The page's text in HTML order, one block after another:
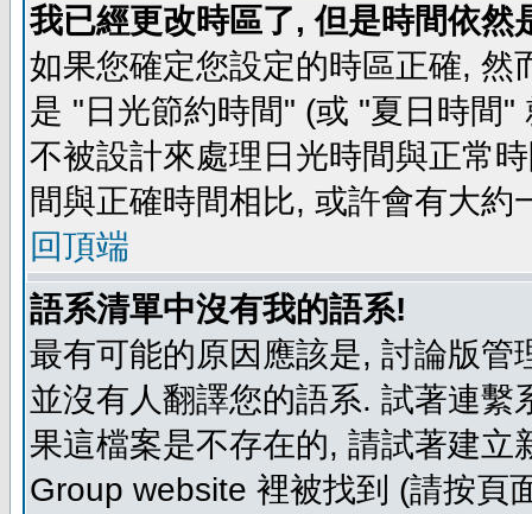
我已經更改時區了, 但是時間依然
如果您確定您設定的時區正確,
是 "日光節約時間" (或 "夏日時間
不被設計來處理日光時間與正常
間與正確時間相比, 或許會有大約
回頂端
語系清單中沒有我的語系!
最有可能的原因應該是, 討論版
並沒有人翻譯您的語系. 試著連
果這檔案是不存在的, 請試著建
Group website 裡被找到 (請按頁